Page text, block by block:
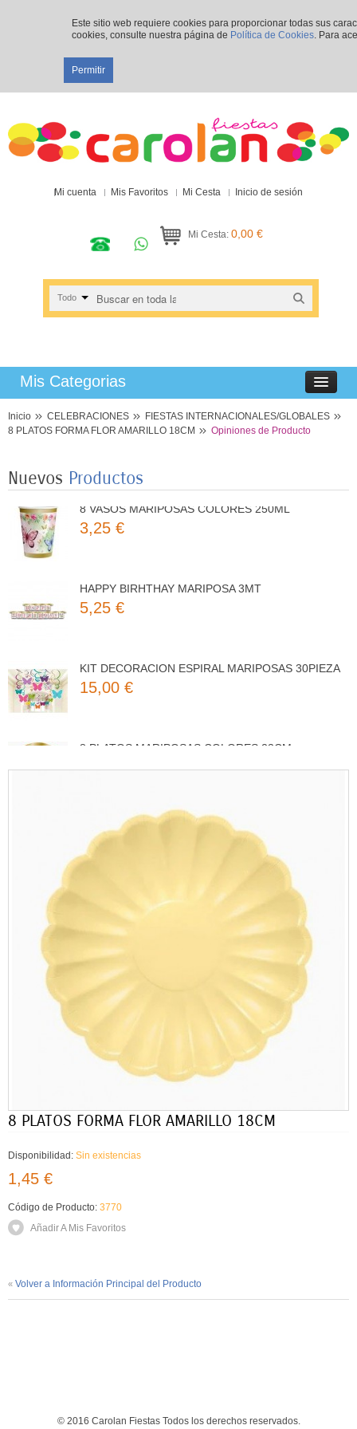
Este sitio web requiere cookies para proporcionar todas sus
cookies, consulte nuestra página de Política de Cookies. Para
Permitir
Mi cuenta Mis Favoritos Mi Cesta Inicio de sesión
Mi Cesta: 0,00 €
Todo
Mis Categorias
Inicio CELEBRACIONES
FIESTAS INTERNACIONALES/GLOBALES
8 PLATOS FORMA FLOR AMARILLO 18CM
Opiniones de Producto
Nuevos Productos
8 PLATOS MARIPOSAS COLORES 23CM
3,25 €
5,25 €
15,00 €
8 PLATOS FORMA FLOR AMARILLO 18CM
Disponibilidad: Sin existencias
1,45 €
Código de Producto: 3770
Añadir A Mis Favoritos
« Volver a Información Principal del Producto
© 2016 Carolan Fiestas Todos los derechos reservados.